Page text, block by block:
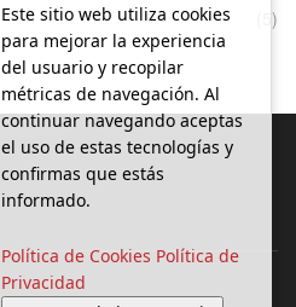
(5)
Este sitio web utiliza cookies
para mejorar la experiencia
del usuario y recopilar
métricas de navegación. Al
continuar navegando aceptas
el uso de estas tecnologías y
confirmas que estás
informado.
Política de Cookies Política de
Privacidad